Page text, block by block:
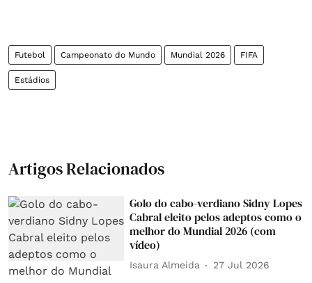
Futebol Campeonato do Mundo Mundial 2026 FIFA
Estádios
Artigos Relacionados
Golo do cabo-verdiano Sidny Lopes
Cabral eleito pelos adeptos como o
melhor do Mundial 2026 (com
vídeo)
Isaura Almeida 27 Jul 2026